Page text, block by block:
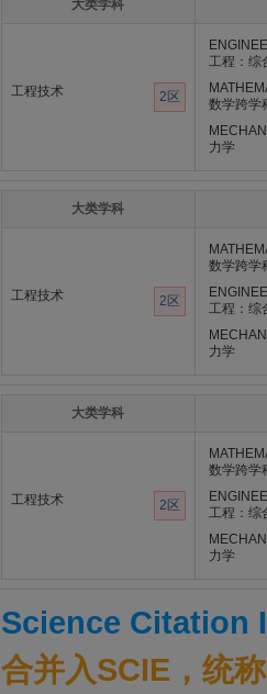
大类学科
工程技术 2区
工程：综
数学跨学
力学
大类学科
工程技术 2区
数学跨学
工程：综
力学
大类学科
工程技术 2区
数学跨学
工程：综
力学
Science Citation
合并入SCIE，统